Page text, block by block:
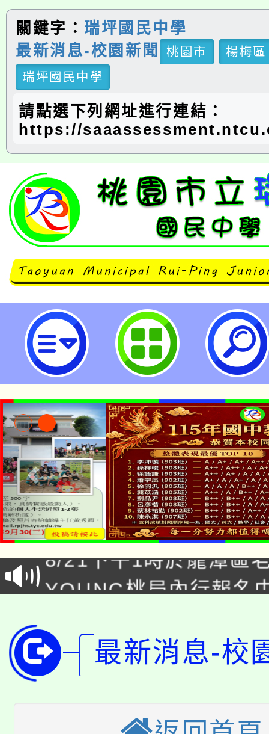
關鍵字： 瑞坪國民中學
最新消息-校園新聞
桃園市
楊梅區
瑞坪國民中學
請點選下列網址進行連結：
https://
七年級學力檢測線上問卷填答系統
民中學
「本色祭」8/29、30在
場熱烈登場!
徵才活動。
YOUNG桃局內行報名
開!
115年桃園市運動會8/
田徑場及游泳池舉行。
桃園市低收入戶享有免
視費優惠，中低收入戶
大園自造教育及科技中
最新消息-校